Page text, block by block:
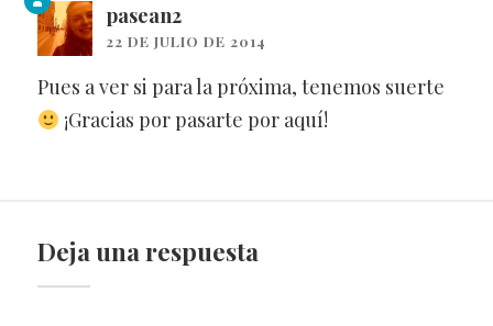
pasean2
22 DE JULIO DE 2014
Pues a ver si para la próxima, tenemos suerte
¡Gracias por pasarte por aquí!
Deja una respuesta